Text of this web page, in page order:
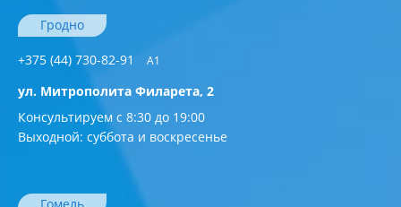
Гродно
+375 (44) 730-82-91 A1
ул. Митрополита Филарета, 2
Консультируем с 8:30 до 19:00
Выходной: суббота и воскресенье